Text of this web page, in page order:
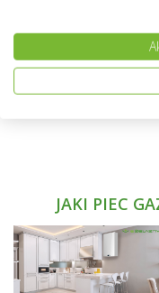
Podłoże
trwałe, czyste,
śladów korozji.
Powierzchnie
niewielkim
Emulsol RN-1, a
wysuszyć.
JAKI PIEC